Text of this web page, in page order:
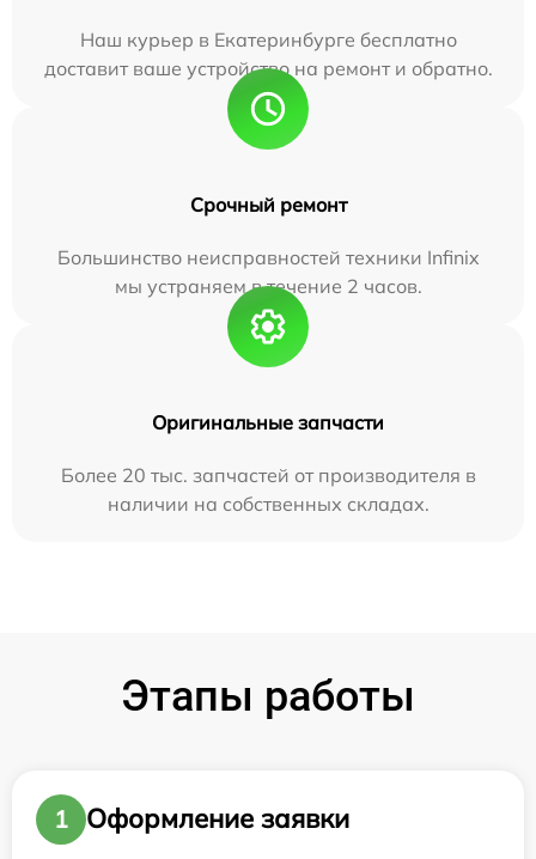
Наш курьер в Екатеринбурге бесплатно
доставит ваше устройство на ремонт и обратно.
Срочный ремонт
Большинство неисправностей техники Infinix
мы устраняем в течение 2 часов.
Оригинальные запчасти
Более 20 тыс. запчастей от производителя в
наличии на собственных складах.
Этапы работы
1
Оформление заявки